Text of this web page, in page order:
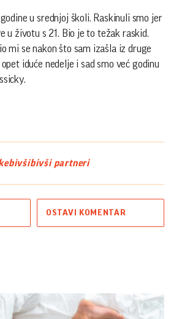
u srednjoj školi. Raskinuli smo jer
u životu s 21. Bio je to težak raskid.
mi se nakon što sam izašla iz druge
iduće nedelje i sad smo već godinu
bivšibivši partneri
OSTAVI KOMENTAR